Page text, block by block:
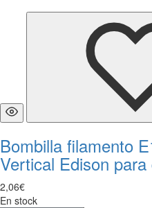
Bombilla filamento
Vertical Edison
2,06€
En stock